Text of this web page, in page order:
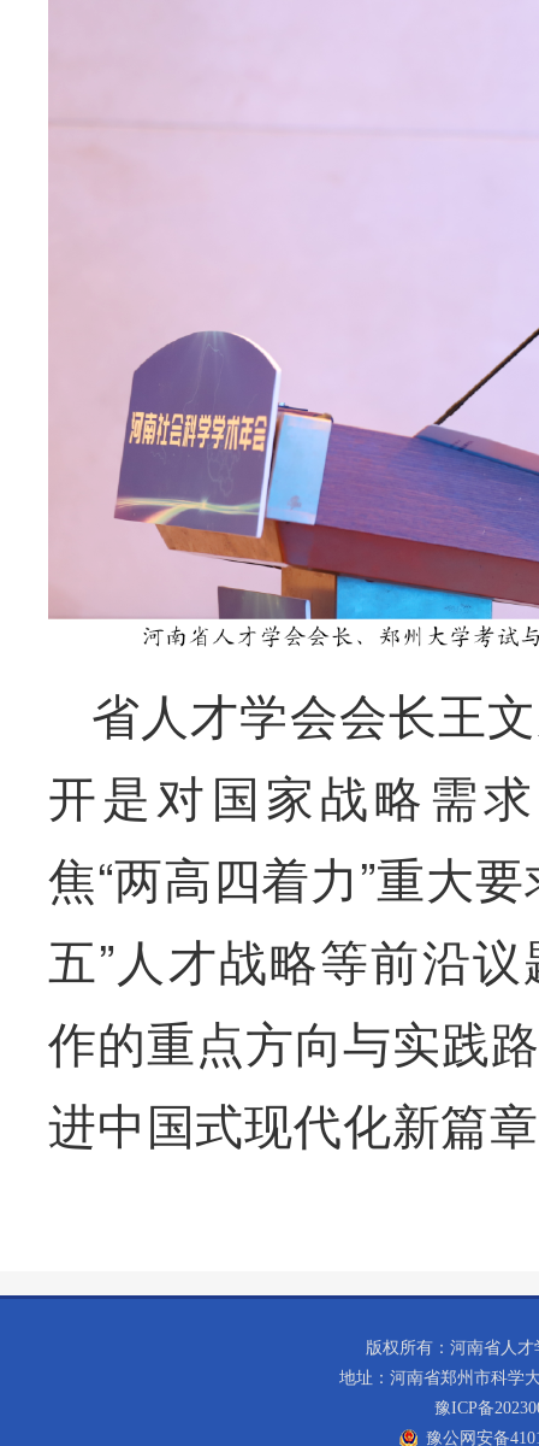
省人才学会会长王
开是对国家战略需
焦“两高四着力”重大
五”人才战略等前沿
作的重点方向与实践
进中国式现代化新篇
版权所有：河南省人才
地址：河南省郑州市科学
豫ICP备
豫公网安备